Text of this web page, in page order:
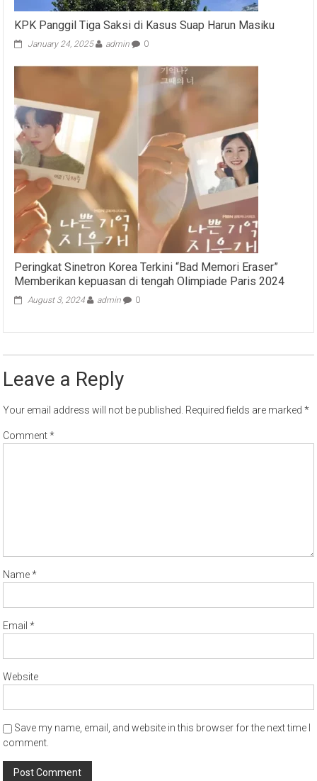
KPK Panggil Tiga Saksi di Kasus Suap Harun Masiku
January 24, 2025 admin 0
Peringkat Sinetron Korea Terkini “Bad Memori Eraser”
Memberikan kepuasan di tengah Olimpiade Paris 2024
August 3, 2024 admin 0
Leave a Reply
Your email address will not be published. Required fields are marked*
Comment*
Name*
Email*
Website
Save my name, email, and website in this browser for the next time I
comment.